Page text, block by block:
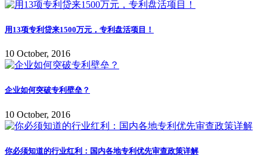
用13项专利贷来1500万元，专利盘活项目！
10 October, 2016
企业如何突破专利壁垒？
10 October, 2016
你必须知道的行业红利：国内各地专利优先审查政策详解